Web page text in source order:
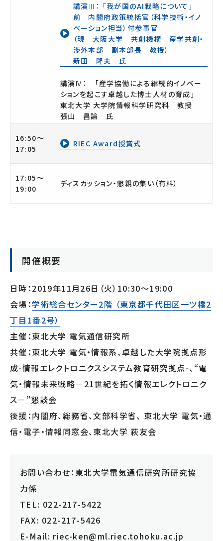
講演Ⅲ： 「我が国のAI戦略について」
前 内閣府政策統括官（科学技術・イノ
ベーション担当）付参事官
（現 大阪大学 共創機構 産学共創・
渉外本部 副本部長 教授）
新田 隆夫 氏
講演Ⅳ： 「産学協働による継続的イノベー
ションを起こす卓越した博士人材の育成」
東北大学 大学院情報科学研究科 教授
張山 昌論 氏
16:50～
17:05
RIEC Award授賞式
17:05～
19:00
ディスカッション・懇親の集い（有料）
開催概要
日時：2019年11月26日（火）10:30～19:00
会場：学術総合センター2階 （東京都千代田区一ツ橋2
丁目1番2号）
主催：東北大学 電気通信研究所
共催：東北大学 電気・情報系、卓越した大学院拠点形
成-情報エレクトロニクスシステム教育研究拠点-、“電
気・情報未来戦略－21世紀を拓く情報エレクトロニク
ス－”懇談会
後援：内閣府、総務省、文部科学省、 東北大学 電気・通
信・電子・情報同窓会、東北大学 萩友会
お問い合わせ：東北大学電気通信研究所研究協
力係
TEL: 022-217-5422
FAX: 022-217-5426
E-Mail: riec-ken@ml.riec.tohoku.ac.jp